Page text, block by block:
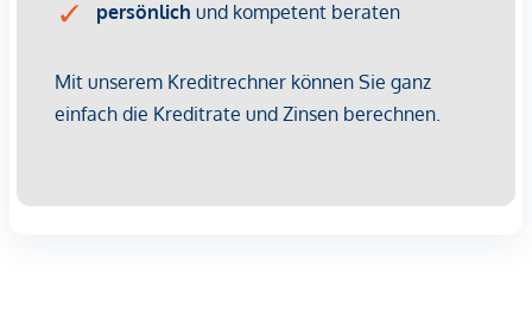
Anbringung einer neuen Holzfassade
Ausstattung der Nordseite mit Jalousien
Raumaufteilung